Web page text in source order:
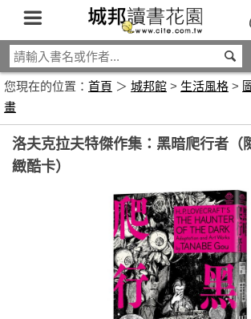
您現在的位置： 首頁 ＞ 城邦館 > 生活風格 >
畫
洛夫克拉夫特傑作集：黑暗爬行者（
緻酷卡）